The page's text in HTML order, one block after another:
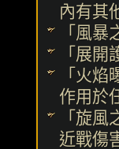
內有其
「風
「展
「火
作用於
「旋
近戰傷